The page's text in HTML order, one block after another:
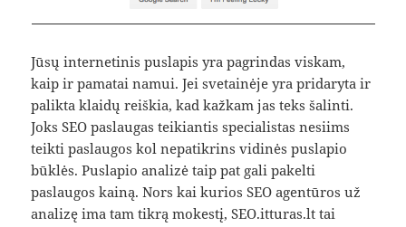
Jūsų internetinis puslapis yra pagrindas viskam,
kaip ir pamatai namui. Jei svetainėje yra pridaryta ir
palikta klaidų reiškia, kad kažkam jas teks šalinti.
Joks SEO paslaugas teikiantis specialistas nesiims
teikti paslaugos kol nepatikrins vidinės puslapio
būklės. Puslapio analizė taip pat gali pakelti
paslaugos kainą. Nors kai kurios SEO agentūros už
analizę ima tam tikrą mokestį, SEO.itturas.lt tai